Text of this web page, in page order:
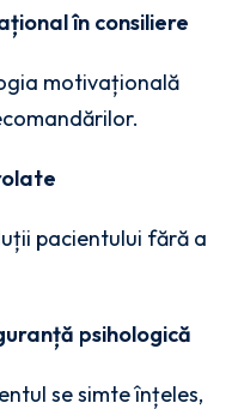
în consiliere
motivațională
pacientului fără a
psihologică
se simte înțeles,